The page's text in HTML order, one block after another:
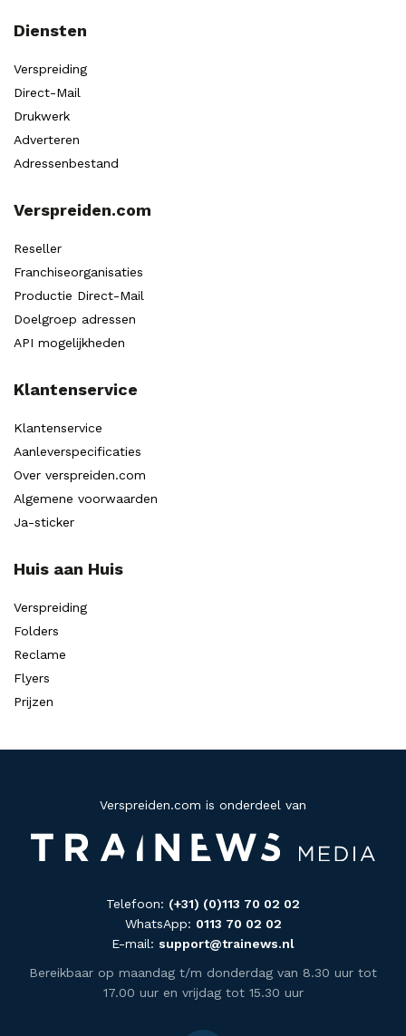
Diensten
Verspreiding
Direct-Mail
Drukwerk
Adverteren
Adressenbestand
Verspreiden.com
Reseller
Franchiseorganisaties
Productie Direct-Mail
Doelgroep adressen
API mogelijkheden
Klantenservice
Klantenservice
Aanleverspecificaties
Over verspreiden.com
Algemene voorwaarden
Ja-sticker
Huis aan Huis
Verspreiding
Folders
Reclame
Flyers
Prijzen
Verspreiden.com is onderdeel van
Telefoon: (+31) (0)113 70 02 02
WhatsApp: 0113 70 02 02
E-mail: support@trainews.nl
Bereikbaar op maandag t/m donderdag van 8.30 uur tot
17.00 uur en vrijdag tot 15.30 uur